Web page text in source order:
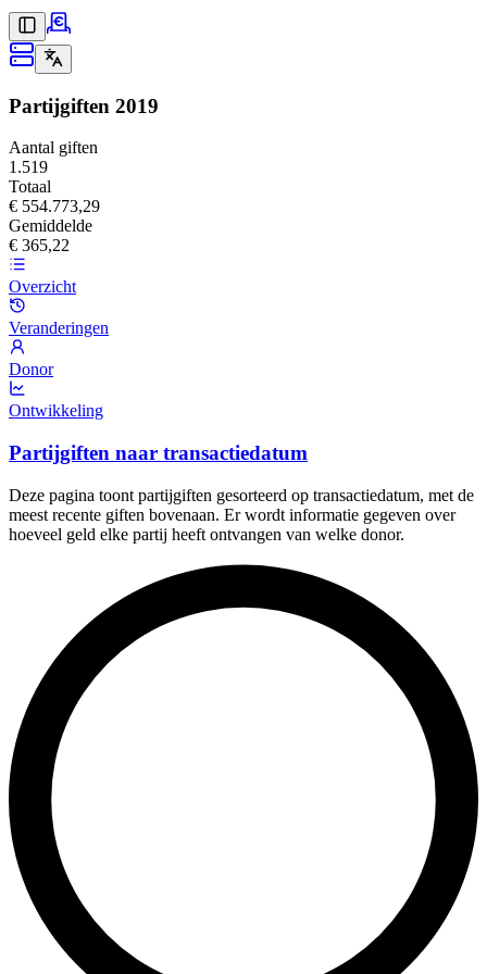
Partijgiften 2019
Aantal giften
1.519
Totaal
€ 554.773,29
Gemiddelde
€ 365,22
Overzicht
Veranderingen
Donor
Ontwikkeling
Partijgiften naar transactiedatum
Deze pagina toont partijgiften gesorteerd op transactiedatum, met de
meest recente giften bovenaan. Er wordt informatie gegeven over
hoeveel geld elke partij heeft ontvangen van welke donor.